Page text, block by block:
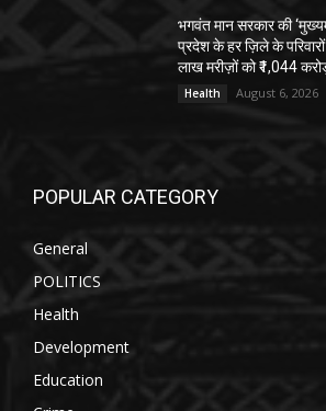
भगवंत मान सरकार की
प्रदेश के हर ज़िले के
लाख मरीज़ों को ₹1,044
Health August 6, 2026
POPULAR CATEGORY
General
POLITICS
Health
Development
Education